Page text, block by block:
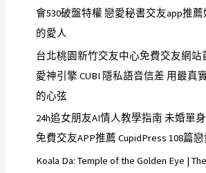
會530破盤特權 戀愛秘書交友app推
的愛人
台北桃園新竹交友中心免費交友網站
愛神引擎 CUBI 隱私語音信差 用最真
的心弦
24h追女朋友AI情人教學指南 未婚單
免費交友APP推薦 CupidPress 108篇
Koala Da: Temple of the Golden Eye |